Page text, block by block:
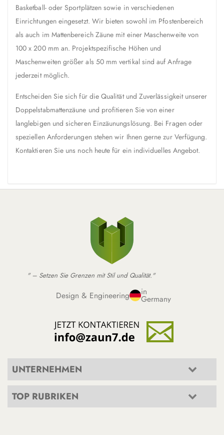
Basketball- oder Sportplätzen sowie in verschiedenen
Einrichtungen eingesetzt. Wir bieten sowohl im Pfostenbereich
als auch im Mattenbereich Zäune mit einer Maschenweite von
100 x 200 mm an. Projektspezifische Höhen und
Maschenweiten größer als 50 mm vertikal sind auf Anfrage
jederzeit möglich.
Entscheiden Sie sich für die Qualität und Zuverlässigkeit unserer
Doppelstabmattenzäune und profitieren Sie von einer
langlebigen und sicheren Einzäunungslösung. Bei Fragen oder
speziellen Anforderungen stehen wir Ihnen gerne zur Verfügung.
Kontaktieren Sie uns noch heute für ein individuelles Angebot.
" – Setzen Sie Grenzen mit Stil und Qualität."
Design & Engineering in
Germany
UNTERNEHMEN
TOP RUBRIKEN